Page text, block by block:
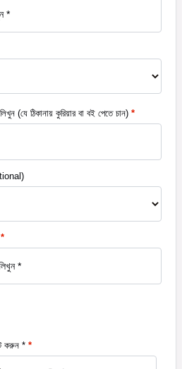
(যে ঠিকানায় কুরিয়ার বা বই পেতে চান) *
*
করুন * *